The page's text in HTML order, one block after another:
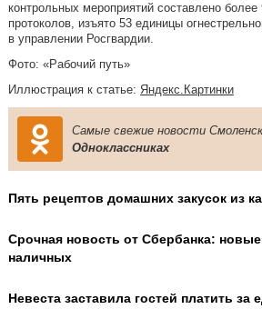
контрольных мероприятий составлено
протоколов, изъято 53 единицы
в управлении Росгвардии.
Фото: «Рабочий путь»
Иллюстрация к статье: Яндекс.Картинки
Самые свежие новости
Одноклассниках
Пять рецептов домашних закусок из
Срочная новость от Сбербанка:
наличных
Невеста заставила гостей платить за